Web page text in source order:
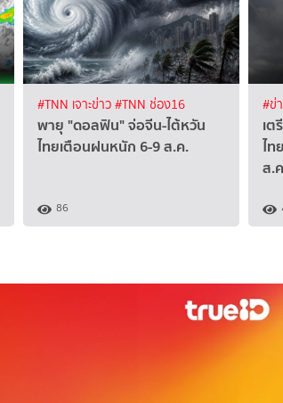
#TNN เจาะข่าว#TNN ช่อง16
พายุ "ดอลฟิน" จ่อจีน-ไต้หวัน
ไทยเตือนฝนหนัก 6-9 ส.ค.
86
#ข่
เ
ไ
ส.